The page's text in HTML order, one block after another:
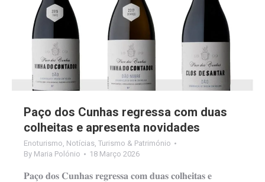
Paço dos Cunhas regressa com duas
colheitas e apresenta novidades
Enoturismo Notícias Turismo & Património
By Maria Polónio 18 Março 2026
𝐏𝐚𝐜̧𝐨 𝐝𝐨𝐬 𝐂𝐮𝐧𝐡𝐚𝐬 𝐫𝐞𝐠𝐫𝐞𝐬𝐬𝐚 𝐜𝐨𝐦 𝐝𝐮𝐚𝐬 𝐜𝐨𝐥𝐡𝐞𝐢𝐭𝐚𝐬 𝐞